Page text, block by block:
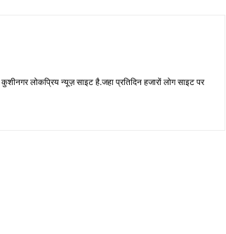
लोकप्रिय न्यूज़ साइट है.जहा प्रतिदिन हजारों लोग साइट पर